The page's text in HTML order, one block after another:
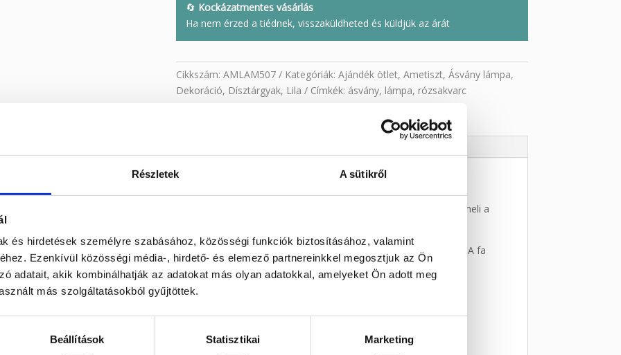
Részletek A sütikről
és hirdetések személyre szabásához, közösségi funkciók biztosításához, valamint
Ezenkívül közösségi média-, hirdető- és elemező partnereinkkel megosztjuk az Ön
adatait, akik kombinálhatják az adatokat más olyan adatokkal, amelyeket Ön adott meg
más szolgáltatásokból gyűjtöttek.
Beállítások Statisztikai Marketing
🔄 Kockázatmentes vásárlás
Ha nem érzed a tiédnek, visszaküldheted és küldjük az árát
Cikkszám: AMLAM507 Kategóriák: Ajándék ötlet, Ametiszt, Ásvány lámpa,
Dekoráció, Dísztárgyak, Lila Címkék: ásvány, lámpa, rózsakvarc
világítással (12 cm)
formájú, 12 cm, melynek alapját egy 2 cm magas fa LED világítás adja. A lámpa lágy, meleg fénye kiemeli a
hangulatvilágítást teremt otthonodban.
amely békét és nyugalmat sugároz, segíti az érzelmi egyensúlyt, és pozitív energiával tölti meg a teret. A fa
hosszú élettartamú és modern megjelenést biztosít.